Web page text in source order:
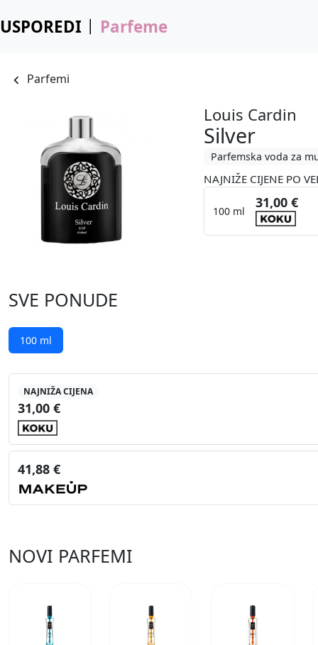
USPOREDI Parfeme
Parfemi
Louis Cardin
Silver
Parfemska voda za
NAJNIŽE CIJENE PO
100 ml
31,00 €
SVE PONUDE
100 ml
NAJNIŽA CIJENA
31,00 €
41,88 €
NOVI PARFEMI